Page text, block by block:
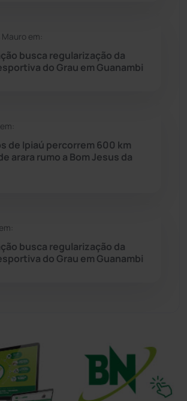
Baiano (1530)
Mauro em:
busca regularização da
do Grau em Guanambi
de Ipiaú percorrem 600 km
arara rumo a Bom Jesus da
busca regularização da
do Grau em Guanambi